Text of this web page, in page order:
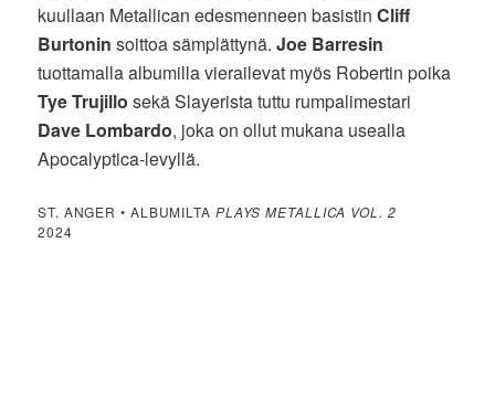
kuullaan Metallican edesmenneen basistinCliff
Burtonin soittoa sämplättynä.Joe Barresin
tuottamalla albumilla vierailevat myös Robertin poika
Tye Trujillo sekä Slayerista tuttu rumpalimestari
Dave Lombardo, joka on ollut mukana usealla
Apocalyptica-levyllä.
ST. ANGER • ALBUMILTA PLAYS METALLICA VOL. 2
2024